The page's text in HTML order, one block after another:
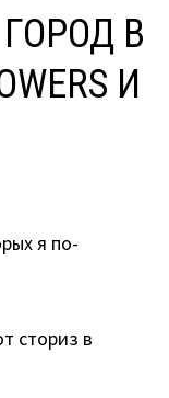
В
И
я по-
сториз в